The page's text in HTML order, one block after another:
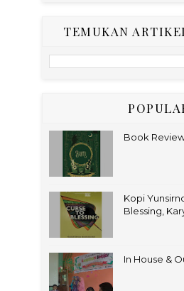
TEMUKAN
Book
Kopi
Blessing,
In House &